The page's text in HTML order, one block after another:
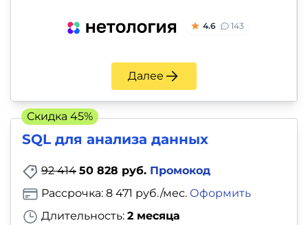
4.6 143
Далее
SQL для анализа данных
92 414 50 828 руб. Промокод
Длительность: 2 месяца
Рассрочка: 8 471 руб./мес. Оформить
Скидка 45%